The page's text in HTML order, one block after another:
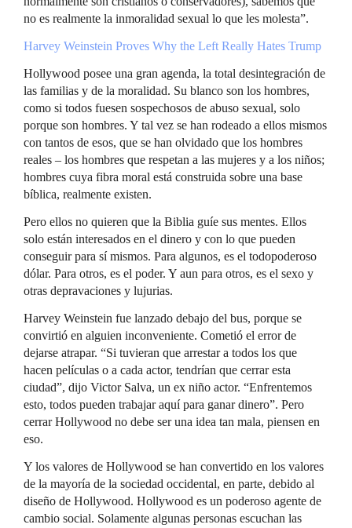
no es realmente la inmoralidad sexual lo que les molesta”.
Harvey Weinstein Proves Why the Left Really Hates Trump
Hollywood posee una gran agenda, la total desintegración de
las familias y de la moralidad. Su blanco son los hombres,
como si todos fuesen sospechosos de abuso sexual, solo
porque son hombres. Y tal vez se han rodeado a ellos mismos
con tantos de esos, que se han olvidado que los hombres
reales – los hombres que respetan a las mujeres y a los niños;
hombres cuya fibra moral está construida sobre una base
bíblica, realmente existen.
Pero ellos no quieren que la Biblia guíe sus mentes. Ellos
solo están interesados en el dinero y con lo que pueden
conseguir para sí mismos. Para algunos, es el todopoderoso
dólar. Para otros, es el poder. Y aun para otros, es el sexo y
otras depravaciones y lujurias.
Harvey Weinstein fue lanzado debajo del bus, porque se
convirtió en alguien inconveniente. Cometió el error de
dejarse atrapar. “Si tuvieran que arrestar a todos los que
hacen películas o a cada actor, tendrían que cerrar esta
ciudad”, dijo Victor Salva, un ex niño actor. “Enfrentemos
esto, todos pueden trabajar aquí para ganar dinero”. Pero
cerrar Hollywood no debe ser una idea tan mala, piensen en
eso.
Y los valores de Hollywood se han convertido en los valores
de la mayoría de la sociedad occidental, en parte, debido al
diseño de Hollywood. Hollywood es un poderoso agente de
cambio social. Solamente algunas personas escuchan las